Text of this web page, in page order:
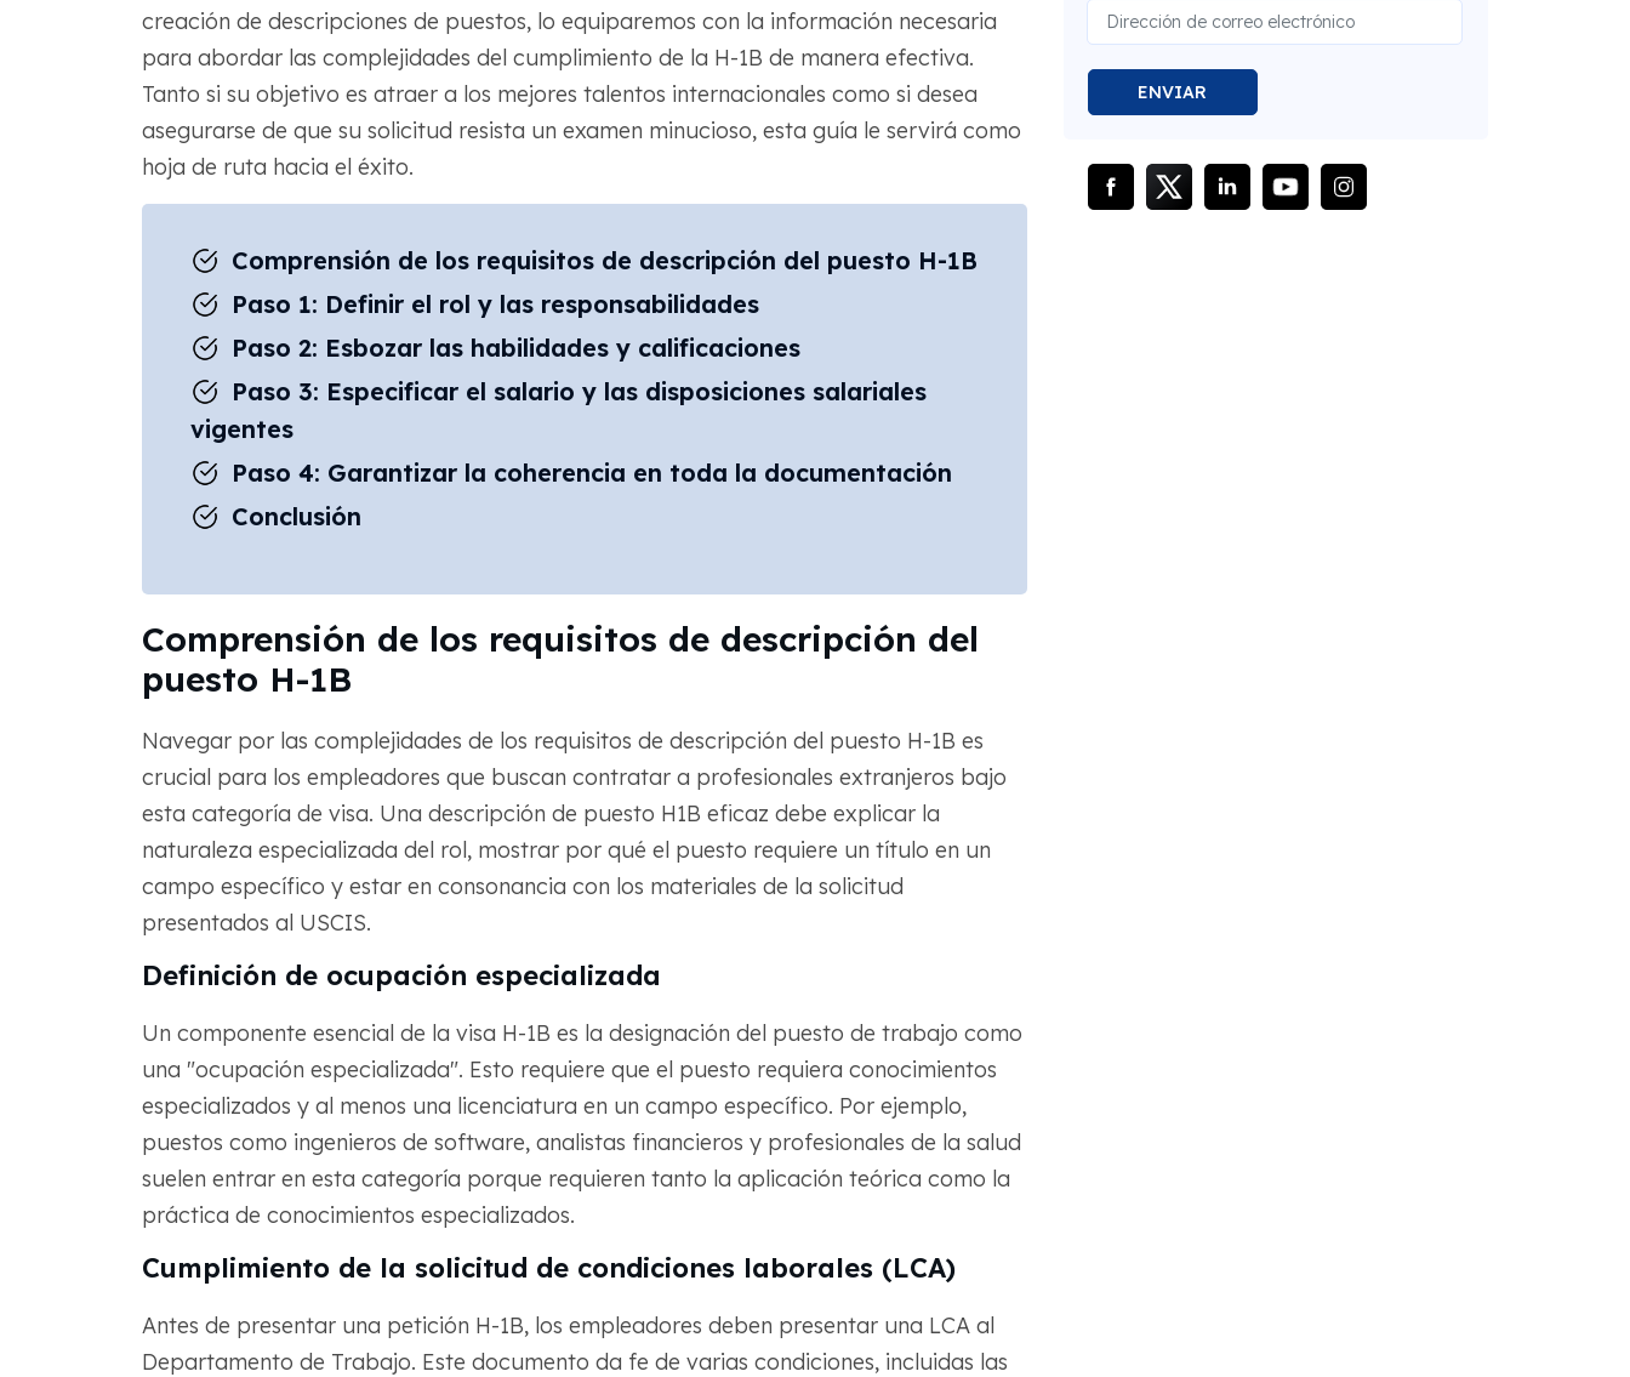
creación de descripciones de puestos, lo equiparemos con la información necesaria
para abordar las complejidades del cumplimiento de la H-1B de manera efectiva.
Tanto si su objetivo es atraer a los mejores talentos internacionales como si desea
asegurarse de que su solicitud resista un examen minucioso, esta guía le servirá como
hoja de ruta hacia el éxito.
Comprensión de los requisitos de descripción del puesto H-1B
Paso 1: Definir el rol y las responsabilidades
Paso 2: Esbozar las habilidades y calificaciones
Paso 3: Especificar el salario y las disposiciones salariales
vigentes
Paso 4: Garantizar la coherencia en toda la documentación
Conclusión
Comprensión de los requisitos de descripción del
puesto H-1B
Navegar por las complejidades de los requisitos de descripción del puesto H-1B es
crucial para los empleadores que buscan contratar a profesionales extranjeros bajo
esta categoría de visa. Una descripción de puesto H1B eficaz debe explicar la
naturaleza especializada del rol, mostrar por qué el puesto requiere un título en un
campo específico y estar en consonancia con los materiales de la solicitud
presentados al USCIS.
Definición de ocupación especializada
Un componente esencial de la visa H-1B es la designación del puesto de trabajo como
una "ocupación especializada". Esto requiere que el puesto requiera conocimientos
especializados y al menos una licenciatura en un campo específico. Por ejemplo,
puestos como ingenieros de software, analistas financieros y profesionales de la salud
suelen entrar en esta categoría porque requieren tanto la aplicación teórica como la
práctica de conocimientos especializados.
Cumplimiento de la solicitud de condiciones laborales (LCA)
Antes de presentar una petición H-1B, los empleadores deben presentar una LCA al
Departamento de Trabajo. Este documento da fe de varias condiciones, incluidas las
ENVIAR